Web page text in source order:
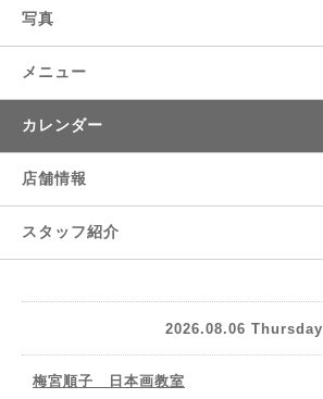
写真
メニュー
カレンダー
店舗情報
スタッフ紹介
2026.08.06 Thursday
梅宮順子 日本画教室